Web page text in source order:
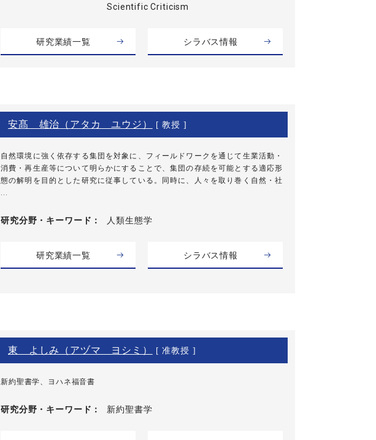
Scientific Criticism
研究業績一覧 シラバス情報
安髙 雄治（アタカ ユウジ） [ 教授 ]
自然環境に強く依存する集団を対象に、フィールドワークを通じて生業活動・
消費・再生産等について明らかにすることで、集団の存続を可能とする適応形
態の解明を目的とした研究に従事している。同時に、人々を取り巻く自然・社
研究分野・ キーワード 人類生態学
研究業績一覧 シラバス情報
東 よしみ（アヅマ ヨシミ） [ 准教授 ]
新約聖書学、ヨハネ福音書
研究分野・ キーワード 新約聖書学